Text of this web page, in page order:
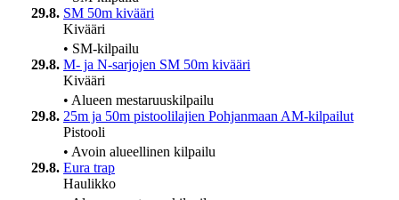
29.8. SM 50m kivääri
Kivääri
29.8.
• SM-kilpailu
M- ja N-sarjojen SM 50m kivääri
Kivääri
29.8.
• Alueen mestaruuskilpailu
25m ja 50m pistoolilajien Pohjanmaan AM-kilpailut
Pistooli
29.8.
• Avoin alueellinen kilpailu
Eura trap
Haulikko